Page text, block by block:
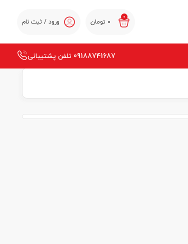
0
0 تومان ورود / ثبت نام
09188741687 تلفن پشتیبانی